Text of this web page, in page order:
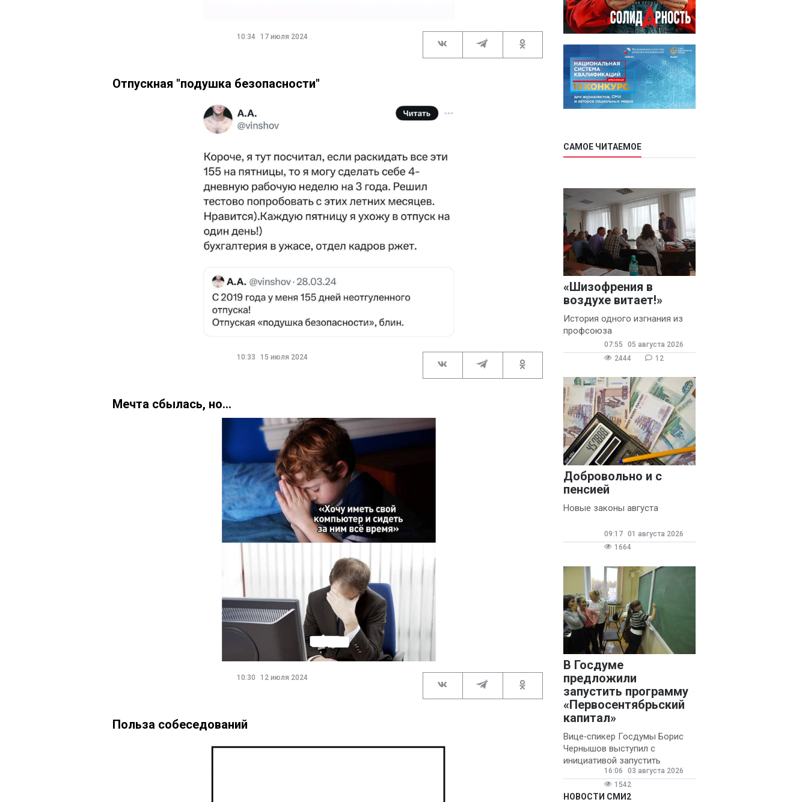
10:34 17 июля 2024
Отпускная "подушка безопасности"
10:33 15 июля 2024
Мечта сбылась, но...
10:30 12 июля 2024
Польза собеседований
САМОЕ ЧИТАЕМОЕ
«Шизофрения в
воздухе витает!»
История одного изгнания из
профсоюза
07:55
05 августа 2026
2444
12
Добровольно и с
пенсией
Новые законы августа
09:17 01 августа 2026
1664
В Госдуме
предложили
запустить программу
«Первосентябрьский
капитал»
Вице‑спикер Госдумы Борис
Чернышов выступил с
инициативой запустить
ежегодную федеральную
программу
«Первосентябрьский капитал»
16:06
03 августа 2026
1542
НОВОСТИ СМИ2